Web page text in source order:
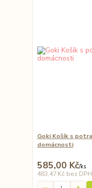
Goki Košík s
domácnosti
585,00 Kč/ks
483,47 Kč bez DPH